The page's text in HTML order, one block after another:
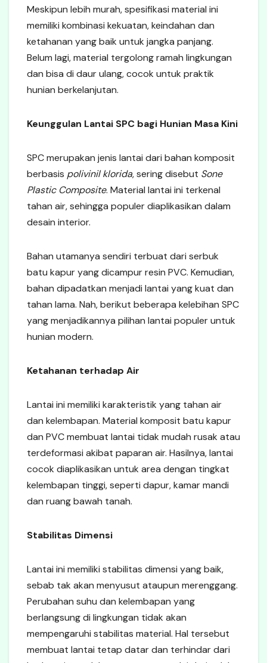
Meskipun lebih murah, spesifikasi material ini
memiliki kombinasi kekuatan, keindahan dan
ketahanan yang baik untuk jangka panjang.
Belum lagi, material tergolong ramah lingkungan
dan bisa di daur ulang, cocok untuk praktik
hunian berkelanjutan.
Keunggulan Lantai SPC bagi Hunian Masa Kini
SPC merupakan jenis lantai dari bahan komposit
berbasis polivinil klorida, sering disebut Sone
Plastic Composite. Material lantai ini terkenal
tahan air, sehingga populer diaplikasikan dalam
desain interior.
Bahan utamanya sendiri terbuat dari serbuk
batu kapur yang dicampur resin PVC. Kemudian,
bahan dipadatkan menjadi lantai yang kuat dan
tahan lama. Nah, berikut beberapa kelebihan SPC
yang menjadikannya pilihan lantai populer untuk
hunian modern.
Ketahanan terhadap Air
Lantai ini memiliki karakteristik yang tahan air
dan kelembapan. Material komposit batu kapur
dan PVC membuat lantai tidak mudah rusak atau
terdeformasi akibat paparan air. Hasilnya, lantai
cocok diaplikasikan untuk area dengan tingkat
kelembapan tinggi, seperti dapur, kamar mandi
dan ruang bawah tanah.
Stabilitas Dimensi
Lantai ini memiliki stabilitas dimensi yang baik,
sebab tak akan menyusut ataupun merenggang.
Perubahan suhu dan kelembapan yang
berlangsung di lingkungan tidak akan
mempengaruhi stabilitas material. Hal tersebut
membuat lantai tetap datar dan terhindar dari